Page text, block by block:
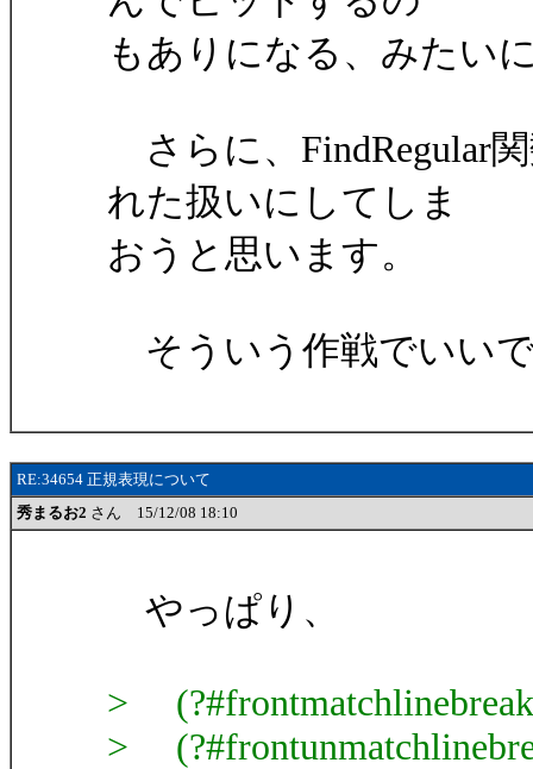
もありになる、みたい
さらに、FindRegular
れた扱いにしてしま
おうと思います。
そういう作戦でいい
RE:34654 正規表現について
秀まるお2 さん 15/12/08 18:10
やっぱり、
>
>